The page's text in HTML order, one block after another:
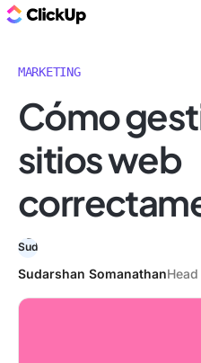
MARKETING
Cómo
sitios web
Sudarshan Somanathan